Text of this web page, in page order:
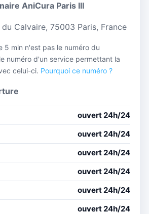
AniCura Paris III
du Calvaire, 75003 Paris, France
5 min n'est pas le numéro du
numéro d'un service permettant la
celui-ci. Pourquoi ce numéro ?
ouvert 24h/24
ouvert 24h/24
ouvert 24h/24
ouvert 24h/24
ouvert 24h/24
ouvert 24h/24